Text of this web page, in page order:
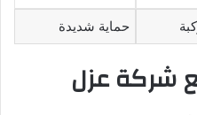
حماية شديدة
شركة عزل